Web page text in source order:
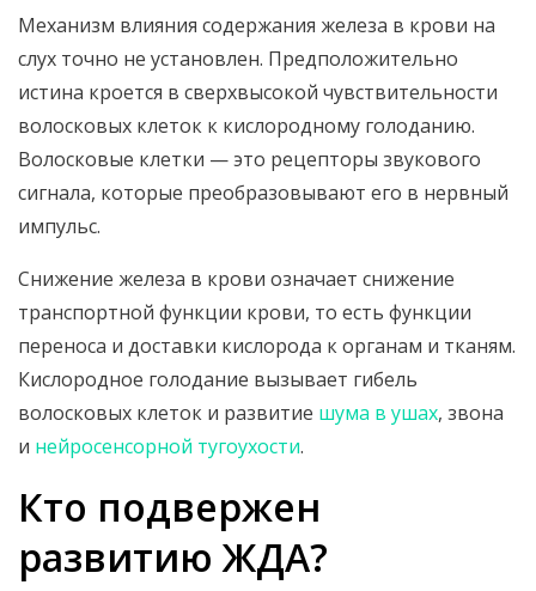
Механизм влияния содержания железа в крови на
слух точно не установлен. Предположительно
истина кроется в сверхвысокой чувствительности
волосковых клеток к кислородному голоданию.
Волосковые клетки — это рецепторы звукового
сигнала, которые преобразовывают его в нервный
импульс.
Снижение железа в крови означает снижение
транспортной функции крови, то есть функции
переноса и доставки кислорода к органам и тканям.
Кислородное голодание вызывает гибель
волосковых клеток и развитие шума в ушах, звона
и нейросенсорной тугоухости.
Кто подвержен
развитию ЖДА?